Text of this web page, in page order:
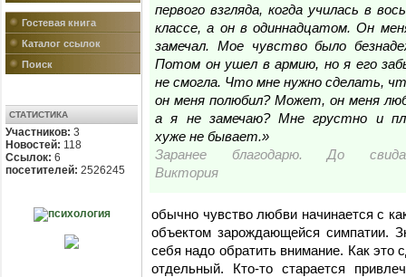
Гостевая книга
Каталог ссылок
Поиск
СТАТИСТИКА
Участников: 3
Новостей: 118
Ссылок: 6
посетителей: 2526245
первого взгляда, когда училась в
классе, а он в одиннадцатом. Он
замечал. Мое чувство было
Потом он ушел в армию, но я его
не смогла. Что мне нужно сделать,
он меня полюбил? Может, он меня
а я не замечаю? Мне грустно и
хуже не бывает.»
Заранее благодарю. До
Виктория
обычно чувство любви начинается с
объектом зарождающейся симпатии.
себя надо обратить внимание. Как это
отдельный. Кто-то старается